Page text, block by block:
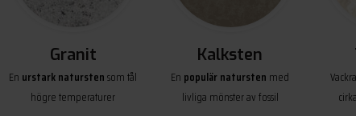
Granit
En urstark naturstensom tål
högre temperaturer
Kalksten
En populär natursten med
livliga mönster av fossil